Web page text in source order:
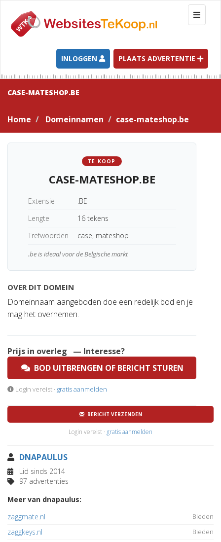
T
o
g
l
e
n
a
t
INLOGGEN PLAATS ADVERTENTIE
CASE-MATESHOP.BE
Home Domeinnamen case-mateshop.be
TE KOOP
CASE-MATESHOP.BE
Extensie
.BE
Lengte
16 tekens
Trefwoorden
case, mateshop
.be is ideaal voor de Belgische markt
OVER DIT DOMEIN
Domeinnaam aangeboden doe een redelijk bod en je
mag het overnemen.
Prijs in overleg
— Interesse?
BOD UITBRENGEN OF BERICHT STUREN
Login vereist · gratis aanmelden
BERICHT VERZENDEN
Login vereist · gratis aanmelden
DNAPAULUS
Lid sinds 2014
97 advertenties
Meer van dnapaulus:
zaggmate.nl
Bieden
zaggkeys.nl Bieden